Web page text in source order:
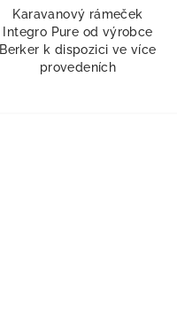
Karavanový rámeček
Integro Pure od výrobce
Berker k dispozici ve více
provedeních